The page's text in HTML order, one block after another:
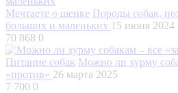
Мечтаете о щенке Породы собак,
больших и маленьких 15 июня 2024
70 868 0
Питание собак Можно ли хурму
«против» 26 марта 2025
7 700 0